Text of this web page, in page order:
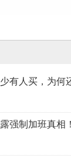
有人买，为何
强制加班真相